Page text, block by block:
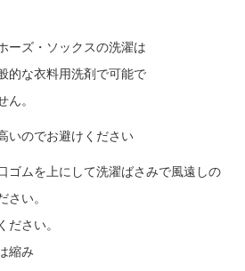
ーズ・ソックスの洗濯は
的な衣料用洗剤で可能で
。
いのでお避けください
ゴムを上にして洗濯ばさみで風遠しの
い。
さい。
縮み